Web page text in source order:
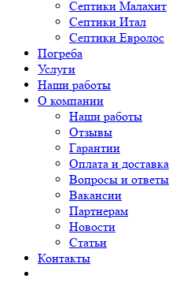
Септики Малахит
Септики Итал
Септики Евролос
Погреба
Услуги
Наши работы
О компании
Наши работы
Отзывы
Гарантии
Оплата и доставка
Вопросы и ответы
Вакансии
Партнерам
Новости
Статьи
Контакты